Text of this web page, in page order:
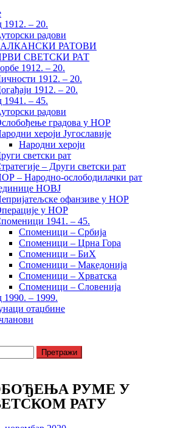
1912. – 20.
радови
РАТОВИ
СВЕТСКИ РАТ
1912. – 20.
1912. – 20.
1912. – 20.
1941. – 45.
радови
градова у НОР
хероји Југославије
Народни хероји
светски рат
– Други светски рат
– Народно-ослободилачки рат
НОВЈ
офанзиве у НОР
у НОР
1941. – 45.
Споменици – Србија
Споменици – Црна Гора
Споменици – БиХ
Споменици – Македонија
Споменици – Хрватска
Споменици – Словенија
1990. – 1999.
отаџбине
РУМЕ У
РАТУ